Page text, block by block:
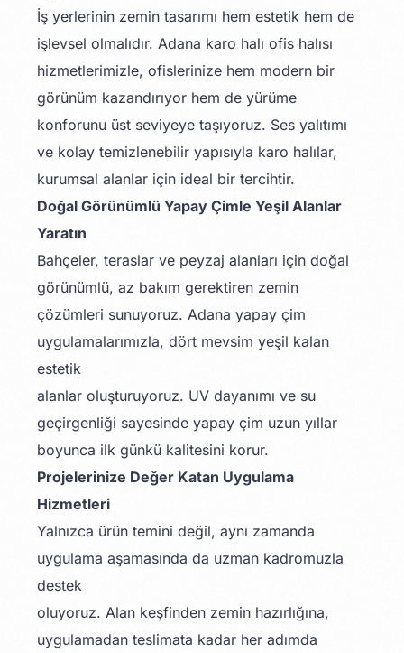
İş yerlerinin zemin tasarımı hem estetik hem de
işlevsel olmalıdır. Adana karo halı ofis halısı
hizmetlerimizle, ofislerinize hem modern bir
görünüm kazandırıyor hem de yürüme
konforunu üst seviyeye taşıyoruz. Ses yalıtımı
ve kolay temizlenebilir yapısıyla karo halılar,
kurumsal alanlar için ideal bir tercihtir.
Doğal Görünümlü Yapay Çimle Yeşil Alanlar
Yaratın
Bahçeler, teraslar ve peyzaj alanları için doğal
görünümlü, az bakım gerektiren zemin
çözümleri sunuyoruz. Adana yapay çim
uygulamalarımızla, dört mevsim yeşil kalan
estetik
alanlar oluşturuyoruz. UV dayanımı ve su
geçirgenliği sayesinde yapay çim uzun yıllar
boyunca ilk günkü kalitesini korur.
Projelerinize Değer Katan Uygulama
Hizmetleri
Yalnızca ürün temini değil, aynı zamanda
uygulama aşamasında da uzman kadromuzla
destek
oluyoruz. Alan keşfinden zemin hazırlığına,
uygulamadan teslimata kadar her adımda